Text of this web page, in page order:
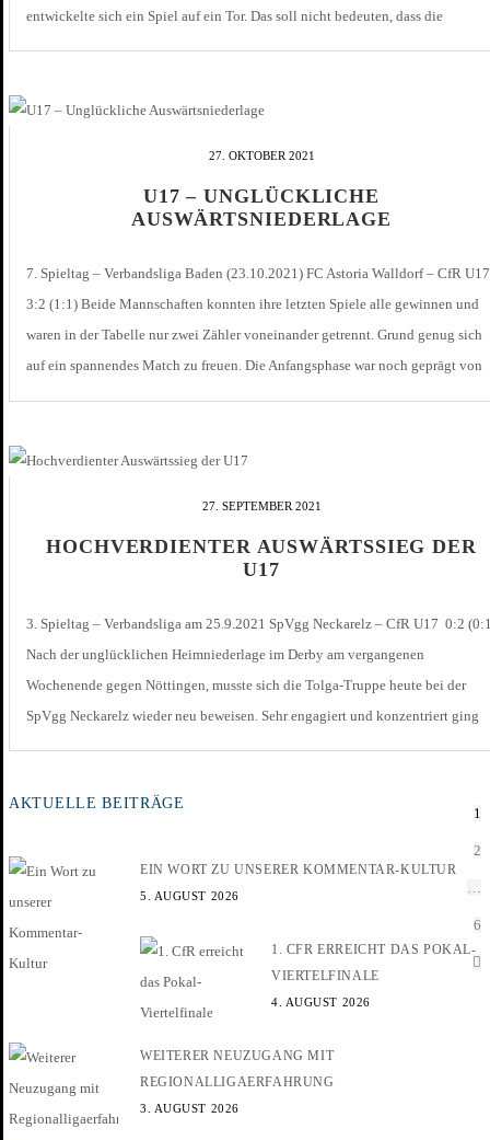
entwickelte sich ein Spiel auf ein Tor. Das soll nicht bedeuten, dass die
27. OKTOBER 2021
U17 – UNGLÜCKLICHE
AUSWÄRTSNIEDERLAGE
7. Spieltag – Verbandsliga Baden (23.10.2021) FC Astoria Walldorf – CfR
3:2 (1:1) Beide Mannschaften konnten ihre letzten Spiele alle gewinnen und
waren in der Tabelle nur zwei Zähler voneinander getrennt. Grund genug sich
auf ein spannendes Match zu freuen. Die Anfangsphase war noch geprägt von
27. SEPTEMBER 2021
HOCHVERDIENTER AUSWÄRTSSIEG DER
U17
3. Spieltag – Verbandsliga am 25.9.2021 SpVgg Neckarelz – CfR U17 0:2
Nach der unglücklichen Heimniederlage im Derby am vergangenen
Wochenende gegen Nöttingen, musste sich die Tolga-Truppe heute bei der
SpVgg Neckarelz wieder neu beweisen. Sehr engagiert und konzentriert ging
1
2
6
AKTUELLE BEITRÄGE
EIN WORT ZU UNSERER KOMMENTAR-KULTUR
5. AUGUST 2026
1. CFR ERREICHT DAS POKAL-
VIERTELFINALE
4. AUGUST 2026
WEITERER NEUZUGANG MIT
REGIONALLIGAERFAHRUNG
3. AUGUST 2026